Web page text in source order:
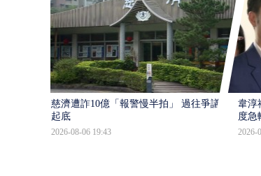
慈濟遭詐10億「報警慢半拍」 過往爭議遭
起底
2026-08-06 19:43
韋淳
度急
2026-